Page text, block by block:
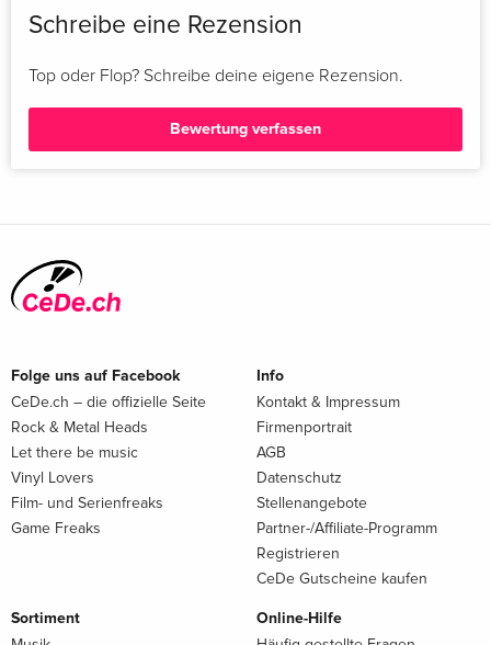
Schreibe eine Rezension
Top oder Flop? Schreibe deine eigene Rezension.
Bewertung verfassen
Folge uns auf Facebook
CeDe.ch – die offizielle Seite
Rock & Metal Heads
Let there be music
Vinyl Lovers
Film- und Serienfreaks
Game Freaks
Info
Kontakt & Impressum
Firmenportrait
AGB
Datenschutz
Stellenangebote
Partner-/Affiliate-Programm
Registrieren
CeDe Gutscheine kaufen
Sortiment
Online-Hilfe